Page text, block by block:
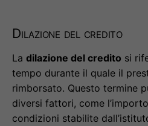
Dilazione del credito
La dilazione del credito si
tempo durante il quale il
rimborsato. Questo termine
diversi fattori, come
condizioni stabilite